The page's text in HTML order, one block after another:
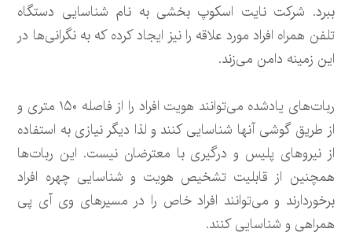
ببرد. شرکت نایت اسکوپ بخشی به نام شناسایی دستگاه
تلفن همراه افراد مورد علاقه را نیز ایجاد کرده که به نگرانی‌ها در
این زمینه دامن می‌زند.
ربات‌های یادشده می‌توانند هویت افراد را از فاصله ۱۵۰ متری و
از طریق گوشی آنها شناسایی کنند و لذا دیگر نیازی به استفاده
از نیروهای پلیس و درگیری با معترضان نیست. این ربات‌ها
همچنین از قابلیت تشخیص هویت و شناسایی چهره افراد
برخوردارند و می‌توانند افراد خاص را در مسیرهای وی آی پی
همراهی و شناسایی کنند.